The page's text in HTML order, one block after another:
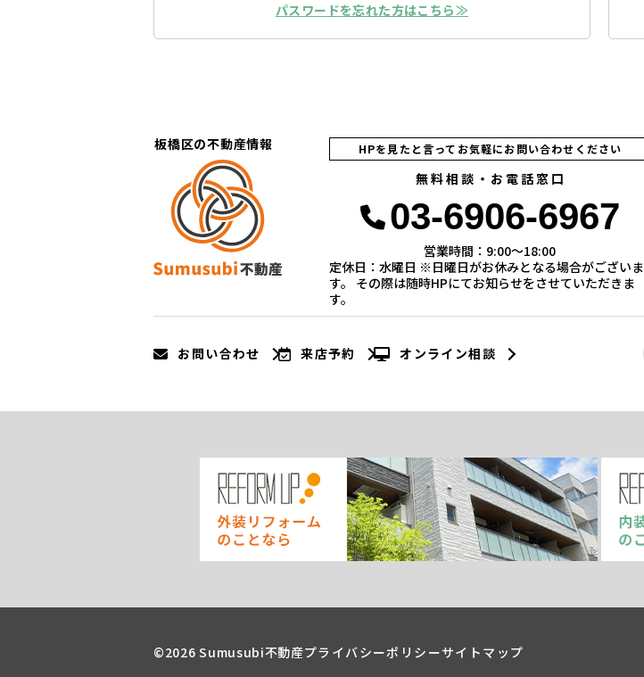
パスワードを忘れた方はこちら≫
板橋区の不動産情報 HPを見たと言ってお気軽にお問い合わせください
無料相談・お電話窓口
03-6906-6967
営業時間：9:00〜18:00
定休日：水曜日 ※日曜日がお休みとなる場合がございま
す。 その際は随時HPにてお知らせをさせていただきま
す。
お問い合わせ 来店予約 オンライン相談
プライバシーポリシーサイトマップ
©2026 Sumusubi不動産